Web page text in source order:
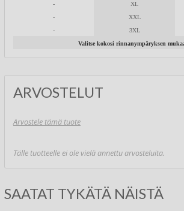
- XL
-
XXL
-
3XL
Valitse kokosi rinnanympäryksen
ARVOSTELUT
Arvostele tämä tuote
Tälle tuotteelle ei ole vielä annettu arvosteluita.
SAATAT TYKÄTÄ NÄISTÄ